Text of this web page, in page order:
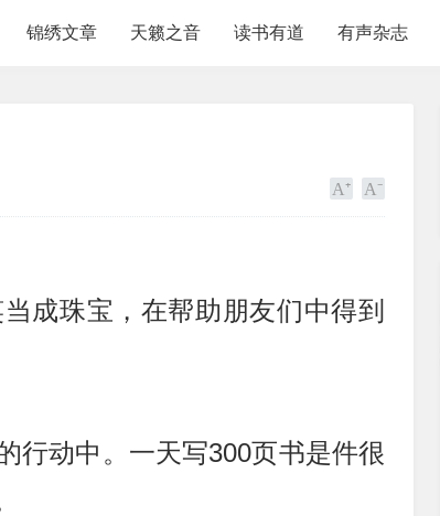
锦绣文章 天籁之音 读书有道 有声杂志
成珠宝，在帮助朋友们中得到
行动中。一天写300页书是件很